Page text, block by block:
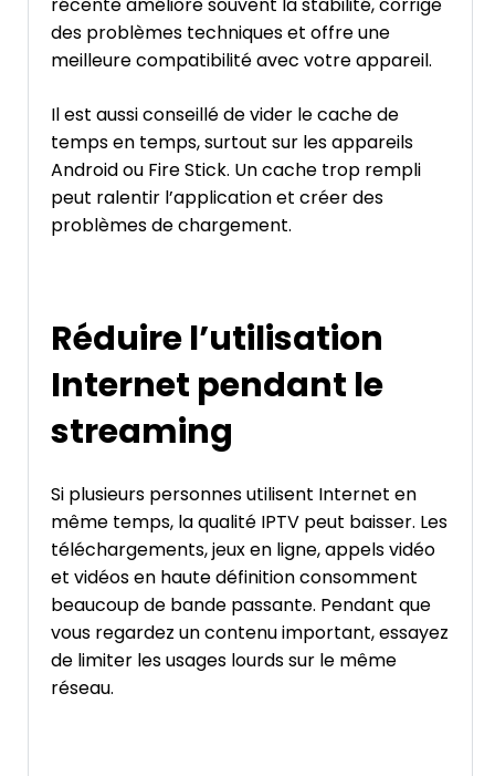
récente améliore souvent la stabilité, corrige
des problèmes techniques et offre une
meilleure compatibilité avec votre appareil.
Il est aussi conseillé de vider le cache de
temps en temps, surtout sur les appareils
Android ou Fire Stick. Un cache trop rempli
peut ralentir l’application et créer des
problèmes de chargement.
Réduire l’utilisation
Internet pendant le
streaming
Si plusieurs personnes utilisent Internet en
même temps, la qualité IPTV peut baisser. Les
téléchargements, jeux en ligne, appels vidéo
et vidéos en haute définition consomment
beaucoup de bande passante. Pendant que
vous regardez un contenu important, essayez
de limiter les usages lourds sur le même
réseau.